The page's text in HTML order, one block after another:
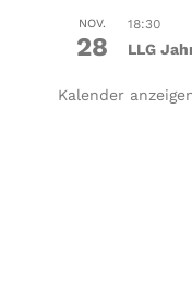
NOV.
28
18:30
LLG
Kalender